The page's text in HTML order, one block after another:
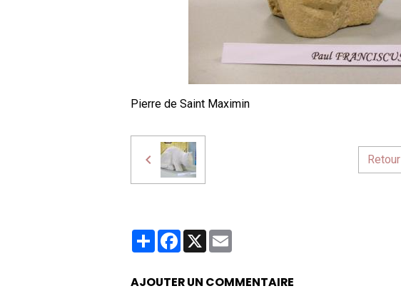
Pierre de Saint Maximin
Retour
PartagerFacebook
X
AJOUTER UN COMMENTAIRE